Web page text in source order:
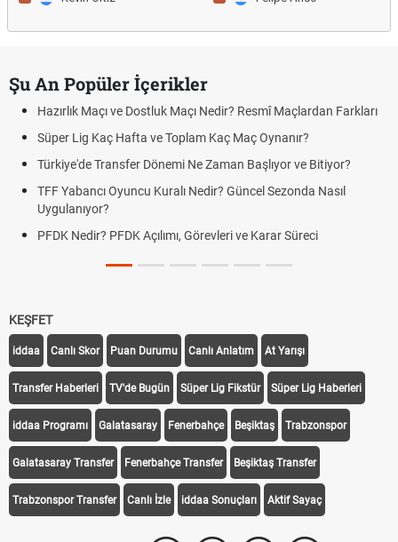
Şu An Popüler İçerikler
Hazırlık Maçı ve Dostluk Maçı Nedir? Resmî Maçlardan Farkları
Süper Lig Kaç Hafta ve Toplam Kaç Maç Oynanır?
Türkiye'de Transfer Dönemi Ne Zaman Başlıyor ve Bitiyor?
TFF Yabancı Oyuncu Kuralı Nedir? Güncel Sezonda Nasıl
Uygulanıyor?
PFDK Nedir? PFDK Açılımı, Görevleri ve Karar Süreci
KEŞFET
iddaa Canlı Skor Puan Durumu Canlı Anlatım At Yarışı
Transfer Haberleri TV'de Bugün Süper Lig Fikstür Süper Lig Haberleri
iddaa Programı Galatasaray Fenerbahçe Beşiktaş Trabzonspor
Galatasaray Transfer Fenerbahçe Transfer Beşiktaş Transfer
Trabzonspor Transfer Canlı İzle iddaa Sonuçları Aktif Sayaç